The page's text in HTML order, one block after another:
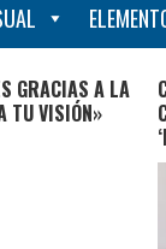
GRACIAS A LA
TU VISIÓN»